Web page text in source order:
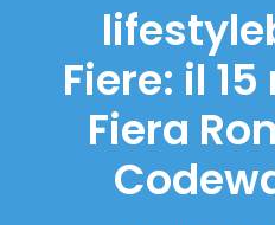
Fiere: il
Fiera